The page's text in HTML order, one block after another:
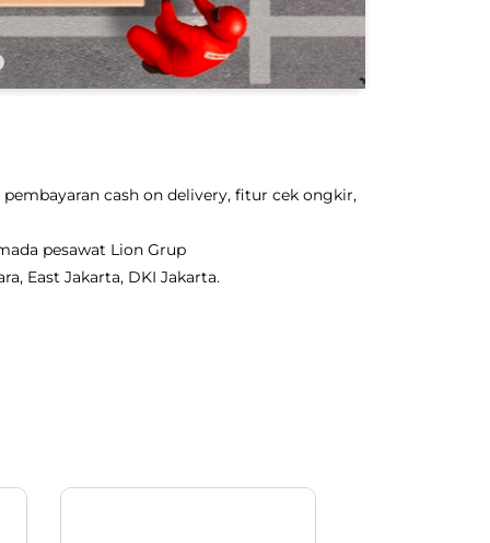
cash on delivery, fitur cek ongkir,
pesawat Lion Grup
East Jakarta, DKI Jakarta.